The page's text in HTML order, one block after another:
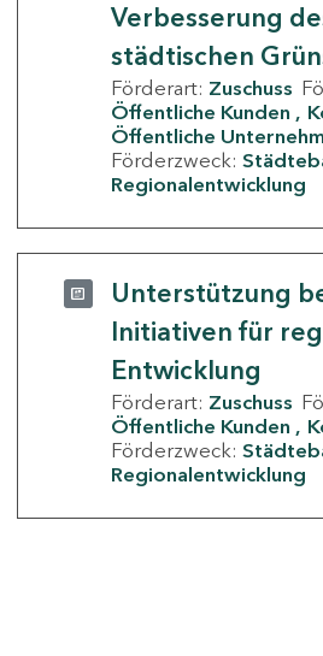
Verbesserung
städtischen
Förderart: Zuschuss
Öffentliche Kunden
Öffentliche
Förderzweck:
Regionalentwicklung
Unterstützung
Initiativen für
Entwicklung
Förderart: Zuschuss
Öffentliche Kunden
Förderzweck:
Regionalentwicklung